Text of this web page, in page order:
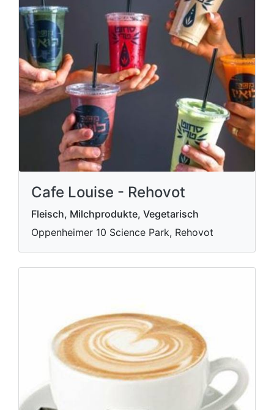
Cafe Louise - Rehovot
Fleisch, Milchprodukte, Vegetarisch
Oppenheimer 10 Science Park, Rehovot